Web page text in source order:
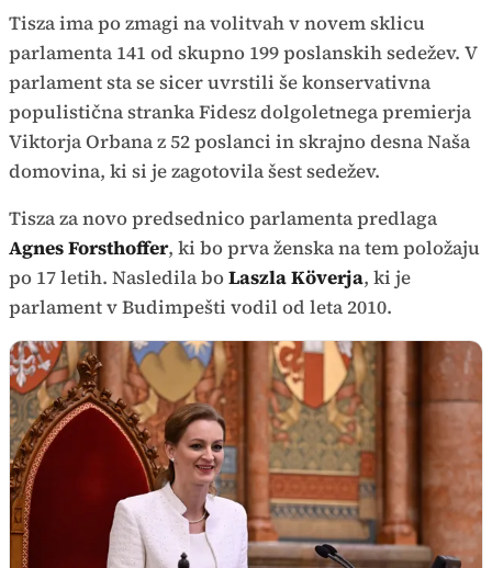
Tisza ima po zmagi na volitvah v novem sklicu
parlamenta 141 od skupno 199 poslanskih sedežev. V
parlament sta se sicer uvrstili še konservativna
populistična stranka Fidesz dolgoletnega premierja
Viktorja Orbana z 52 poslanci in skrajno desna Naša
domovina, ki si je zagotovila šest sedežev.
Tisza za novo predsednico parlamenta predlaga
Agnes Forsthoffer, ki bo prva ženska na tem položaju
po 17 letih. Nasledila boLaszla Köverja, ki je
parlament v Budimpešti vodil od leta 2010.